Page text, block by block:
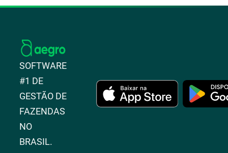
SOFTWARE
#1 DE
GESTÃO DE
FAZENDAS
NO
BRASIL.